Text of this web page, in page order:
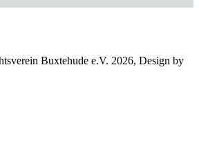
Buxtehude e.V. 2026, Design by